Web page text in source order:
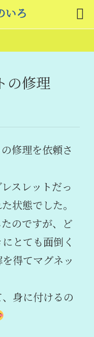
いろ 
の修理
修理を依頼さ
スレットだっ
状態でした。
のですが、ど
とても面倒く
得てマグネッ
身に付けるの